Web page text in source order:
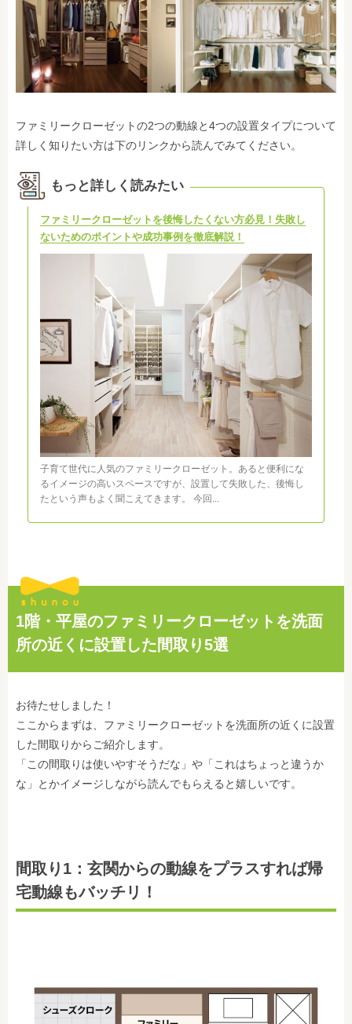
ファミリークローゼットの2つの動線と4つの設置タイプについて
詳しく知りたい方は下のリンクから読んでみてください。
もっと詳しく読みたい
ファミリークローゼットを後悔したくない方必見！失敗し
ないためのポイントや成功事例を徹底解説！
子育て世代に人気のファミリークローゼット。あると便利にな
るイメージの高いスペースですが、設置して失敗した、後悔し
たという声もよく聞こえてきます。 今回...
1階・平屋のファミリークローゼットを洗面
所の近くに設置した間取り5選
お待たせしました！
ここからまずは、ファミリークローゼットを洗面所の近くに設置
した間取りからご紹介します。
「この間取りは使いやすそうだな」や「これはちょっと違うか
な」とかイメージしながら読んでもらえると嬉しいです。
間取り1：玄関からの動線をプラスすれば帰
宅動線もバッチリ！